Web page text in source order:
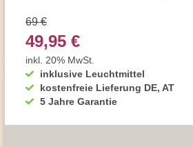
inklusive Leuchtmittel
kostenfreie Lieferung DE, AT
5 Jahre Garantie
69 €
49,95 €
inkl. 20% MwSt.